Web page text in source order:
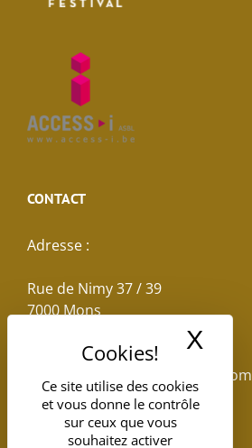
Ce site utilise des cookies
et vous donne le contrôle
sur ceux que vous
souhaitez activer
X
CONTACT
Adresse :
Rue de Nimy 37 / 39
7000 Mons
reservations.losseau@gmail.com
Tel: +32(0)65.398.880